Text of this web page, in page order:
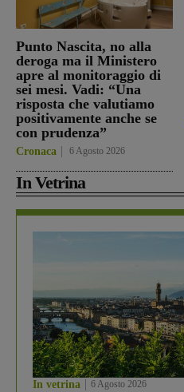
Punto Nascita, no alla
deroga ma il Ministero
apre al monitoraggio di
sei mesi. Vadi: “Una
risposta che valutiamo
positivamente anche se
con prudenza”
Cronaca 6 Agosto 2026
In Vetrina
In vetrina 6 Agosto 2026